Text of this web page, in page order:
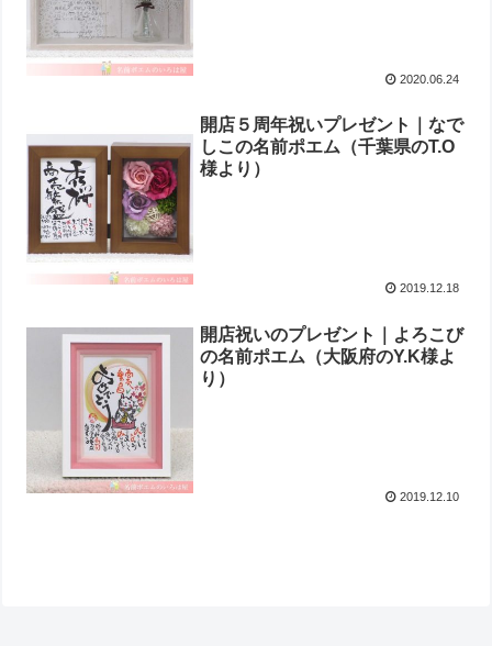
2020.06.24
開店５周年祝いプレゼント｜なで
しこの名前ポエム（千葉県のT.O
様より ）
2019.12.18
開店祝いのプレゼント｜よろこび
の名前ポエム （ 大阪府のY.K様よ
り ）
2019.12.10